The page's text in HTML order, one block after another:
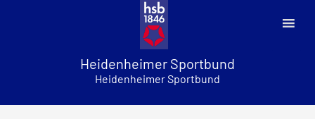
Heidenheimer Sportbund
Heidenheimer Sportbund